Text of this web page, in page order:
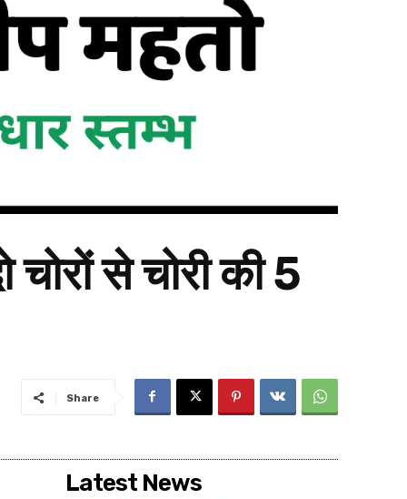
से चोरी की 5
Share
Latest News